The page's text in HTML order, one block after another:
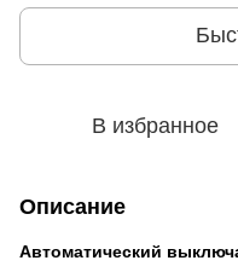
В избранное
Описание
Автоматический